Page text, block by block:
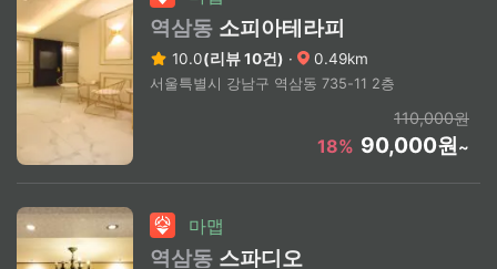
역삼동 소피아테라피
10.0(리뷰 10건) · 0.49km
서울특별시 강남구 역삼동 735-11 2층
110,000원
18% 90,000원~
마맵
역삼동 스파디오